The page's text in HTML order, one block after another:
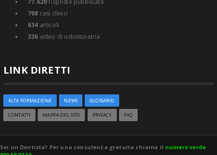
77.620 risposte pubblicate
798 casi clinici
634 articoli
336 video di odontoiatria
LINK DIRETTI
ALTA FORMAZIONE NEWS GLOSSARIO
CONTATTI MAPPA DEL SITO PRIVACY FAQ
Sei un Dentista? Per una consulenza gratuita chiama il numero verde